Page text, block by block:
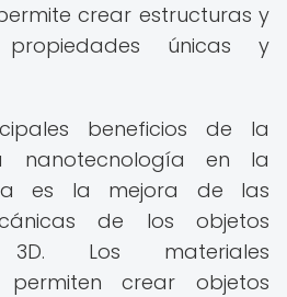
crear estructuras y
únicas y
beneficios de la
nanotecnología en la
es la mejora de las
de los objetos
Los materiales
permiten crear objetos